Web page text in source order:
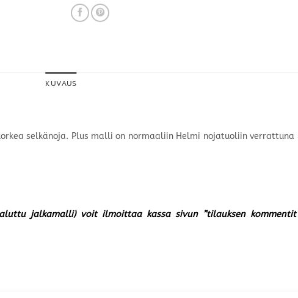
KUVAUS
selkänoja. Plus malli on normaaliin Helmi nojatuoliin verrattuna
jalkamalli) voit ilmoittaa kassa sivun ”tilauksen